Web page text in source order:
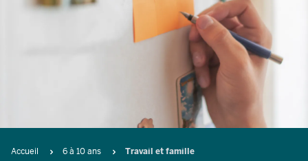
Breadcrumb
Accueil 6 à 10 ans Travail et famille